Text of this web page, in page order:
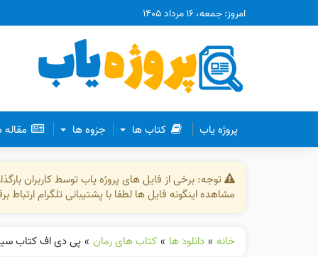
امروز: جمعه، ۱۶ مرداد ۱۴۰۵
پروژه یاب کتاب ها جزوه ها
توجه: برخی از فایل های پروژه یاب توسط کاربران
مشاهده اینگونه فایل ها لطفا با پشتیبانی تلگرام
خانه » دانلود ها » کتاب های رمان » پی دی اف کتاب